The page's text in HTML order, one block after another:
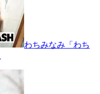
わちみなみ「わち